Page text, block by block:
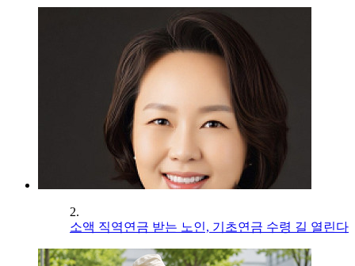
2.
소액 직역연금 받는 노인, 기초연금 수령 길 열린다